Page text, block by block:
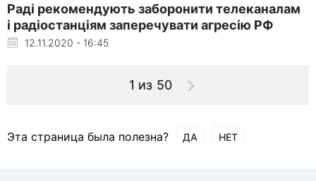
Раді рекомендують заборонити телеканалам
і радіостанціям заперечувати агресію РФ
12.11.2020 - 16:45
1 из 50
Эта страница была полезна? ДА НЕТ